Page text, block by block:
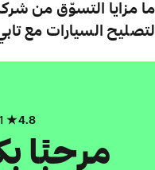
ما مزايا التسوّق من
لتصليح السيارات مع
4.8
مرحبًا